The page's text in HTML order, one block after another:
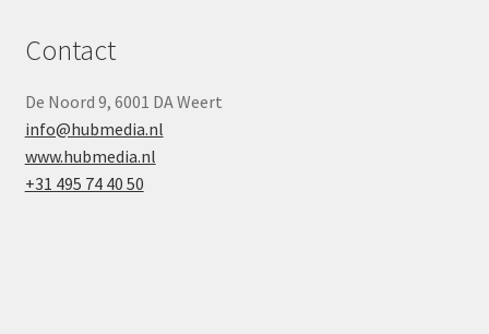
Contact
De Noord 9, 6001 DA Weert
info@hubmedia.nl
www.hubmedia.nl
+31 495 74 40 50